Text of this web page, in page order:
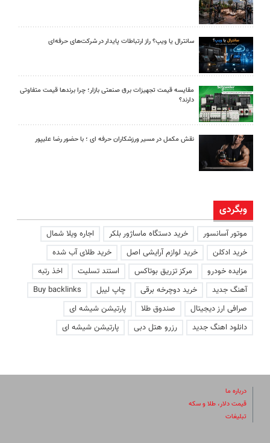
سانترال یا ویپ؟ راز ارتباطات پایدار در شرکت‌های حرفه‌ای
مقایسه قیمت تجهیزات برق صنعتی بازار؛ چرا برندها قیمت متفاوتی
دارند؟
نقش مکمل در مسیر ورزشکاران حرفه ای ؛ با حضور رضا علیپور
وبگردی
موتور آسانسور خرید دستگاه ماساژور بلکر
اجاره ویلا شمال
خرید ادکلن
خرید لوازم آرایشی اصل
خرید طلای آب شده
مزایده خودرو
مرکز تزریق بوتاکس استند تسلیت
اخذ رتبه
آهنگ جدید
خرید دوچرخه برقی چاپ لیبل
Buy backlinks
صرافی ارز دیجیتال
صندوق طلا
پارتیشن شیشه ای
دانلود اهنگ جدید
رزرو هتل دبی پارتیشن شیشه ای
درباره ما
قیمت دلار، طلا و سکه
تبلیغات